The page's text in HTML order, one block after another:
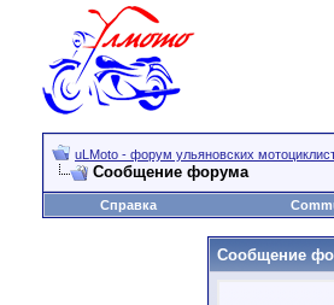
uLMoto - форум ульяновских
Сообщение форума
Справка
Сообщение